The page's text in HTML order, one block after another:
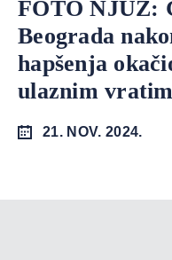
FOTO NJUZ:
Beograda
hapšenja
ulaznim
21. NOV. 2024.